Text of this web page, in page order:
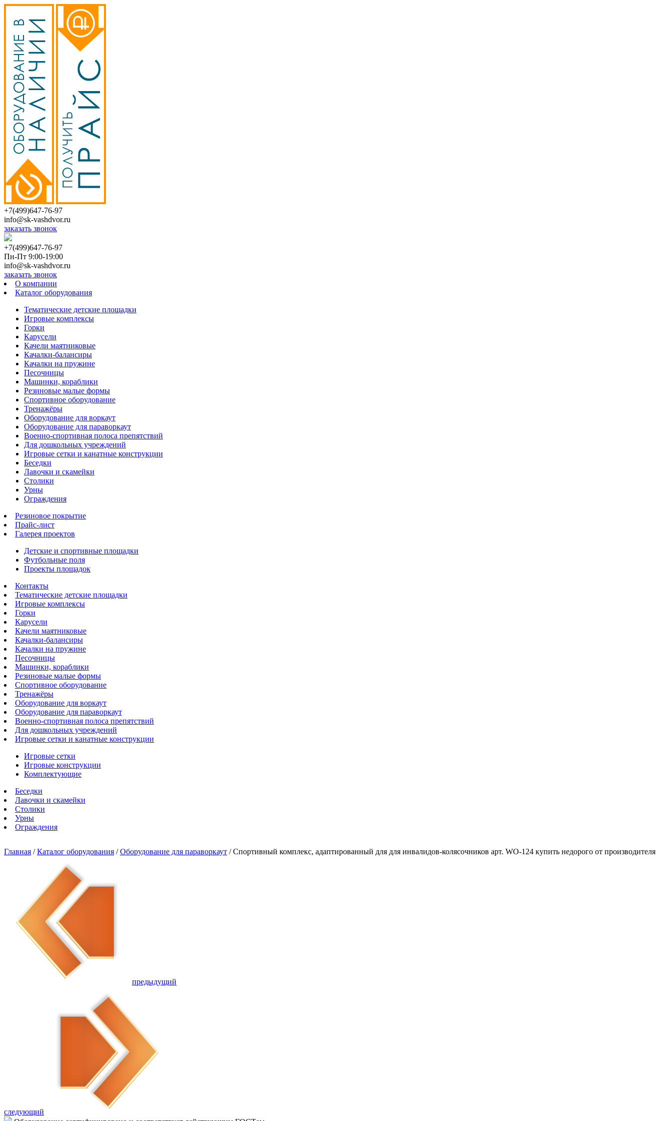
+7(499)647-76-97
info@sk-vashdvor.ru
заказать звонок
+7(499)647-76-97
Пн-Пт 9:00-19:00
info@sk-vashdvor.ru
заказать звонок
О компании
Каталог оборудования
Тематические детские площадки
Игровые комплексы
Горки
Карусели
Качели маятниковые
Качалки-балансиры
Качалки на пружине
Песочницы
Машинки, кораблики
Резиновые малые формы
Спортивное оборудование
Тренажёры
Оборудование для воркаут
Оборудование для параворкаут
Военно-спортивная полоса препятствий
Для дошкольных учреждений
Игровые сетки и канатные конструкции
Беседки
Лавочки и скамейки
Столики
Урны
Ограждения
Резиновое покрытие
Прайс-лист
Галерея проектов
Детские и спортивные площадки
Футбольные поля
Проекты площадок
Контакты
Тематические детские площадки
Игровые комплексы
Горки
Карусели
Качели маятниковые
Качалки-балансиры
Качалки на пружине
Песочницы
Машинки, кораблики
Резиновые малые формы
Спортивное оборудование
Тренажёры
Оборудование для воркаут
Оборудование для параворкаут
Военно-спортивная полоса препятствий
Для дошкольных учреждений
Игровые сетки и канатные конструкции
Игровые сетки
Игровые конструкции
Комплектующие
Беседки
Лавочки и скамейки
Столики
Урны
Ограждения
Главная /Каталог оборудования /Оборудование для параворкаут /Спортивный комплекс, адаптированный для для инвалидов-колясочников арт. WO-124 купить недорого от производителя
предыдущий
следующий